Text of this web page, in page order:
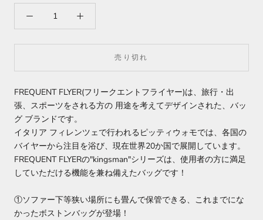
売り切れ
FREQUENT FLYER(フリークエントフライヤー)は、旅行・出
張、スポーツをされる方の 用途を考えてデザインされた、バッ
グ ブランドです。
イタリア フィレンツェで行われるピッティウォモでは、各国の
バイヤーから注目を浴び、現在世界20か国で展開しています。
FREQUENT FLYERの"kingsman"シリーズは、使用者の方に満足
していただける機能を兼ね備えたバッグです！
①ソファー下等狭い場所にも畳んで保管できる、これまでにな
かったボストンバッグが登場！